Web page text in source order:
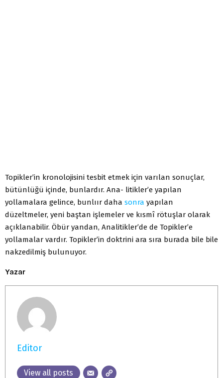
Topikler’in kronolojisini tesbit etmek için varılan sonuçlar,
bütünlüğü içinde, bunlardır. Ana- litikler’e yapılan
yollamalara gelince, bunlıır daha sonra yapılan
düzeltmeler, yeni baştan işlemeler ve kısmî rötuşlar olarak
açıklanabilir. Öbür yandan, Analitikler’de de Topikler’e
yollamalar vardır. Topikler’in doktrini ara sıra burada bile bile
nakzedilmiş bulunuyor.
Yazar
Editor
View all posts